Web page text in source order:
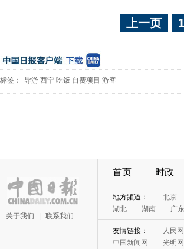
上一页 1
标签： 导游 西宁 吃饭 自费项目 游客
关于我们 联系我们
首页 时政
地方频道： 北京
湖北
湖南 广东
友情链接： 人民网
中国新闻网
光明网